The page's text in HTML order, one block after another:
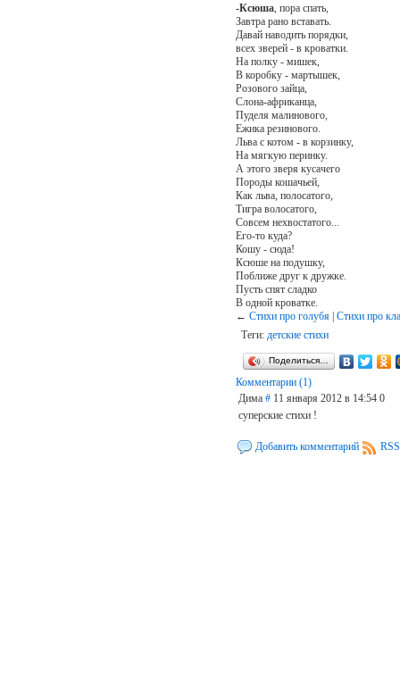
-Ксюша, пора спать,
Завтра рано вставать.
Давай наводить порядки,
всех зверей - в кроватки.
На полку - мишек,
В коробку - мартышек,
Розового зайца,
Слона-африканца,
Пуделя малинового,
Ежика резинового.
Льва с котом - в корзинку,
На мягкую перинку.
А этого зверя кусачего
Породы кошачьей,
Как льва, полосатого,
Тигра волосатого,
Совсем нехвостатого...
Его-то куда?
Кошу - сюда!
Ксюше на подушку,
Поближе друг к дружке.
Пусть спят сладко
В одной кроватке.
← Стихи про голубя| Стихи про
Теги: детские стихи
Поделиться…
Комментарии (1)
Дима # 11 января 2012 в 14:54 0
суперские стихи !
Добавить комментарий